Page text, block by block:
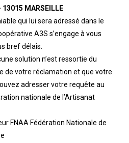
MARSEILLE
qui lui sera adressé dans le
A3S s’engage à vous
bref délais.
solution n’est ressortie du
de votre réclamation et que votre
adresser votre requête au
nationale de l’Artisanat
FNAA Fédération Nationale de